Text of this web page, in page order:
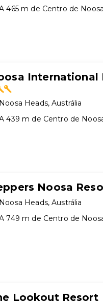
465 m de Centro de
International
Noosa Heads, Austrália
439 m de Centro de
Noosa
Noosa Heads, Austrália
749 m de Centro de
Lookout Resort